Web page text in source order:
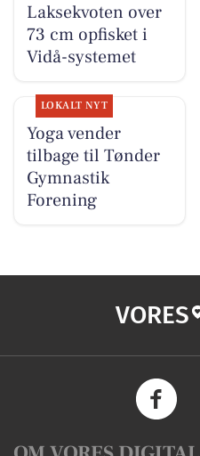
Laksekvoten over
73 cm opfisket i
Vidå-systemet
LOKALT NYT
Yoga vender
tilbage til Tønder
Gymnastik
Forening
VORES